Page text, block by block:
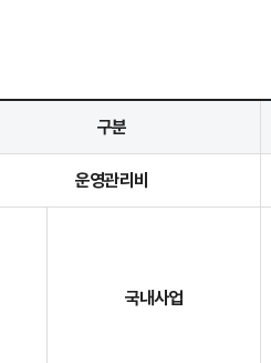
구분
운영관리비
국내사업